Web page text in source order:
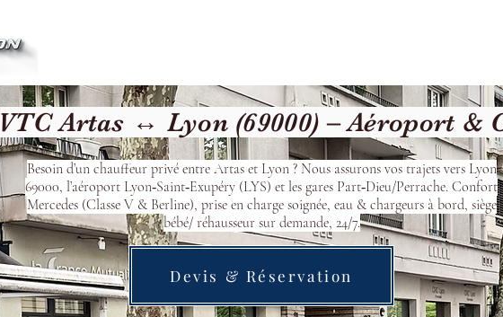
VTC Artas ↔ Lyon (69000) – Aéroport &
Besoin d’un chauffeur privé entre Artas et Lyon ? Nous assurons vos trajets vers Lyon
69000, l’aéroport Lyon‑Saint‑Exupéry (LYS) et les gares Part‑Dieu/Perrache. Confort
Mercedes (Classe V & Berline), prise en charge soignée, eau & chargeurs à bord, siège
bébé/ réhausseur sur demande, 24/7.
Devis & Réservation